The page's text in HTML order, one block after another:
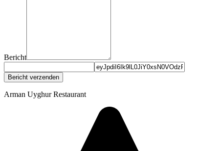
Bericht
Bericht verzenden
Arman Uyghur Restaurant